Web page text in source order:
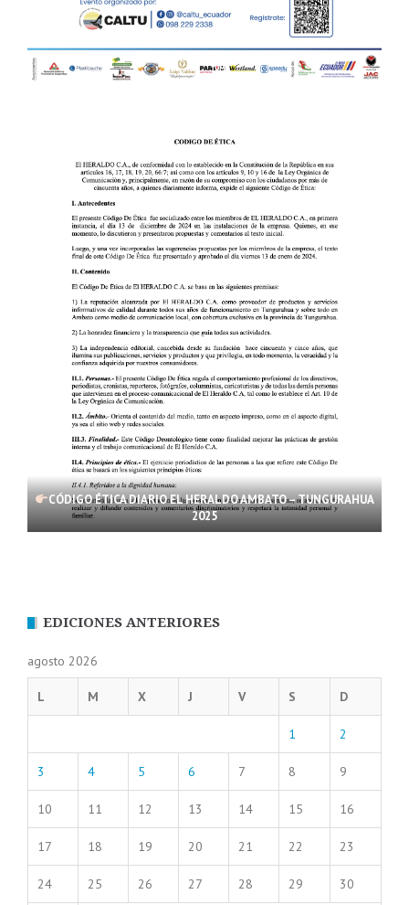
CÓDIGO ÉTICA DIARIO EL HERALDO AMBATO – TUNGURAHUA
2025
EDICIONES ANTERIORES
agosto 2026
L M X J V S D
1 2
3 4 5 6 7 8 9
10 11 12 13 14 15 16
17 18 19 20 21 22 23
24 25 26 27 28 29 30